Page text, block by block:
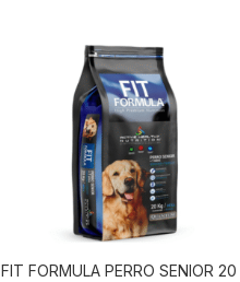
FIT FORMULA PERRO SENIOR 20